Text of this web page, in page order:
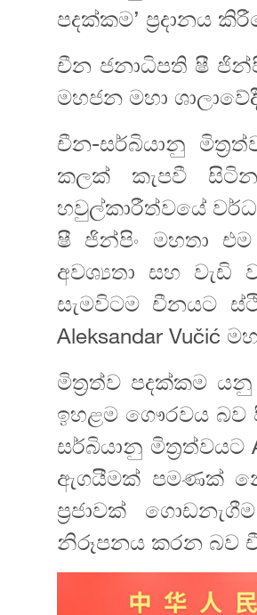
පදක්කම’ ප්‍රදානය
චීන ජනාධිපති ෂී
මහජන මහා
චීන-සර්බියානු
කලක් කැපවී
හවුල්කාරීත්වයේ
ෂී ජින්පිං මහතා
අවශ්‍යතා සහ
සැමවිටම චීනයට
Aleksandar
මිත්‍රත්ව පදක්කම
ඉහළම ගෞරවය බව
සර්බියානු මිත්‍රත්වයට
ඇගයීමක් පමණක්
ප්‍රජාවක්
නිරූපනය කරන බව